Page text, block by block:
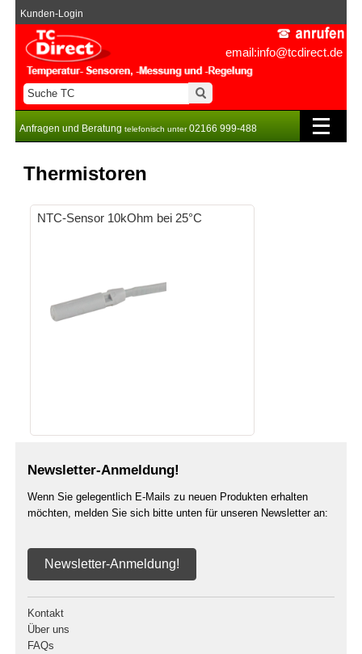
email:info@tcdirect.de
Kunden-Login
Anfragen und Beratung telefonisch unter02166 999-488
Thermistoren
NTC-Sensor 10kOhm bei 25°C
Newsletter-Anmeldung!
Wenn Sie gelegentlich E-Mails zu neuen Produkten erhalten
möchten, melden Sie sich bitte unten für unseren Newsletter an:
Newsletter-Anmeldung!
Kontakt
Über uns
FAQs